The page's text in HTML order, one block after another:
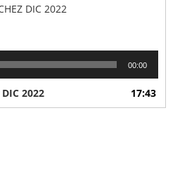
DIC 2022
00:00
2022 17:43